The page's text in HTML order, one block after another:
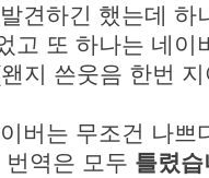
견하긴 했는데 하
고 또 하나는 네이
지 쓴웃음 한번
버는 무조건 나쁘
번역은 모두 틀렸습